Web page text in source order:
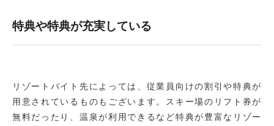
特典や特典が充実している
リゾートバイト先によっては、従業員向けの割引や特典が
用意されているものもございます。スキー場のリフト券が
無料だったり、温泉が利用できるなど特典が豊富なリゾー